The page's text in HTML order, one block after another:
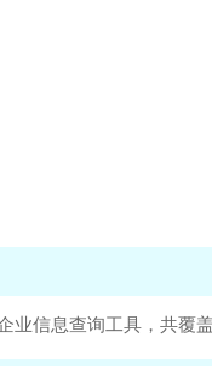
业信息查询工具，共覆